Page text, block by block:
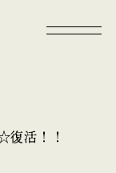
復活！！